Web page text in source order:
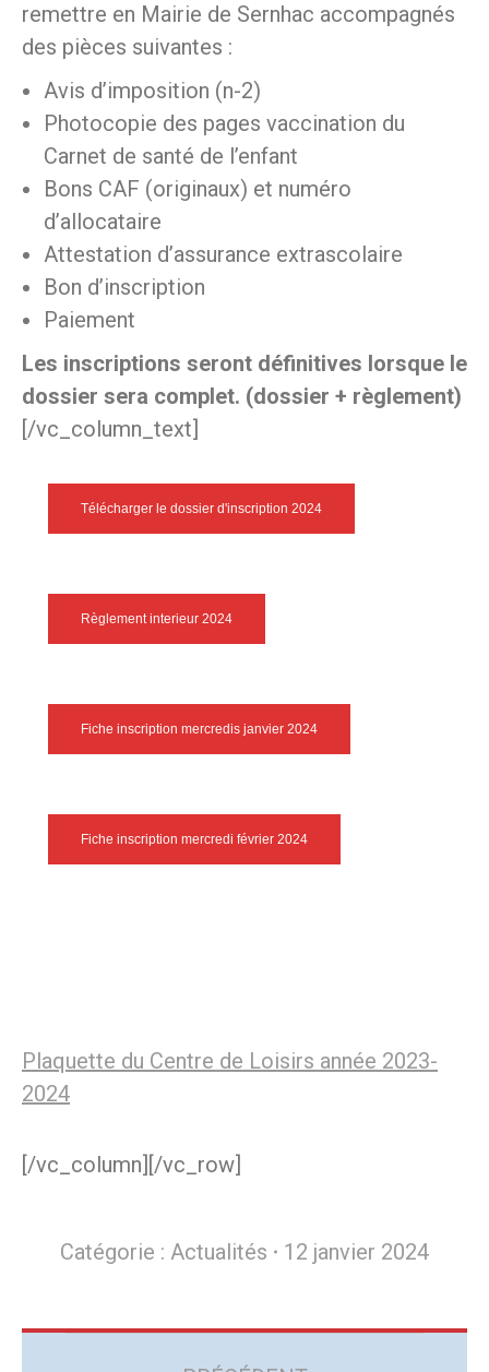
remettre en Mairie de Sernhac accompagnés
des pièces suivantes :
Avis d’imposition (n-2)
Photocopie des pages vaccination du
Carnet de santé de l’enfant
Bons CAF (originaux) et numéro
d’allocataire
Attestation d’assurance extrascolaire
Bon d’inscription
Paiement
Les inscriptions seront définitives lorsque le
dossier sera complet. (dossier + règlement)
[/vc_column_text]
Télécharger le dossier d'inscription 2024
Règlement interieur 2024
Fiche inscription mercredis janvier 2024
Fiche inscription mercredi février 2024
Plaquette du Centre de Loisirs année 2023-
2024
[/vc_column][/vc_row]
Catégorie : Actualités 12 janvier 2024